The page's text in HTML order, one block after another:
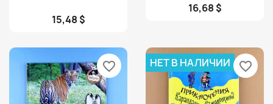
15,48 $
16,68 $
favorite_border НЕТ В НАЛИЧИИ favorite_border